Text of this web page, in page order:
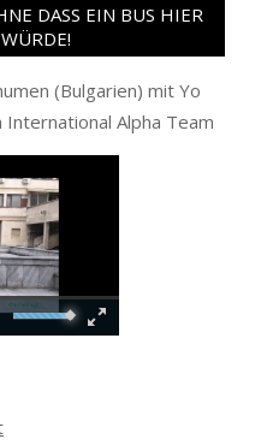
DASS EIN BUS HIER
(Bulgarien) mit Yo
Alpha Team